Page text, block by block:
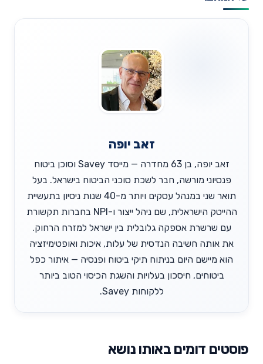
זאב יופה
זאב יופה, בן 63 מחדרה — מייסד Savey וסוכן ביטוח
פנסיוני מורשה, חבר לשכת סוכני הביטוח בישראל. בעל
תואר שני במנהל עסקים ויותר מ-40 שנות ניסיון בתעשיית
ההייטק הישראלית, שם ניהל ייצור ו-NPI בחברות תקשורת
עם שרשרת אספקה גלובלית בין ישראל למזרח הרחוק.
את אותה חשיבה הנדסית של עלות, איכות ואופטימיזציה
הוא מיישם היום בניתוח תיקי ביטוח ופנסיה — איתור כפל
ביטוחים, חיסכון בעלויות והשגת הכיסוי הטוב ביותר
ללקוחות Savey.
פוסטים דומים באותו נושא